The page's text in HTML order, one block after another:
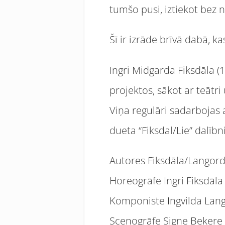
tumšo pusi, iztiekot bez
Šī ir izrāde brīvā dabā,
Ingri Midgarda Fiksdāla
projektos, sākot ar
Viņa regulāri
dueta “Fiksdal/Lie”
Autores Fiksdāla/
Horeogrāfe Ingri Fiksdāla
Komponiste Ingvilda
Scenogrāfe Signe Bekere